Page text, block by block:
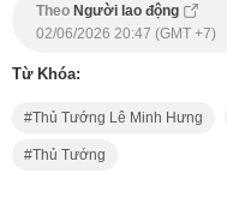
Theo Người lao động
02/06/2026 20:47 (GMT +7)
Từ Khóa:
Thủ Tướng Lê Minh Hưng
Thủ Tướng